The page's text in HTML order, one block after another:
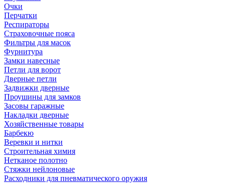
Очки
Перчатки
Респираторы
Страховочные пояса
Фильтры для масок
Фурнитура
Замки навесные
Петли для ворот
Дверные петли
Задвижки дверные
Проушины для замков
Засовы гаражные
Накладки дверные
Хозяйственные товары
Барбекю
Веревки и нитки
Строительная химия
Нетканое полотно
Стяжки нейлоновые
Расходники для пневматического оружия